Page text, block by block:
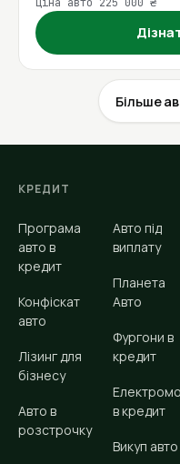
Ціна авто 225 000 ₴
Більше
КРЕДИТ
Програма
авто в
кредит
Конфіскат
авто
Лізинг для
бізнесу
Авто в
розстрочку
Авто під
виплату
Планета
Авто
Фургони в
кредит
в кредит
Викуп авто